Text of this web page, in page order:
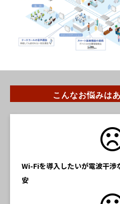
こんなお悩みは
Wi-Fiを導入したいが電波干渉
安